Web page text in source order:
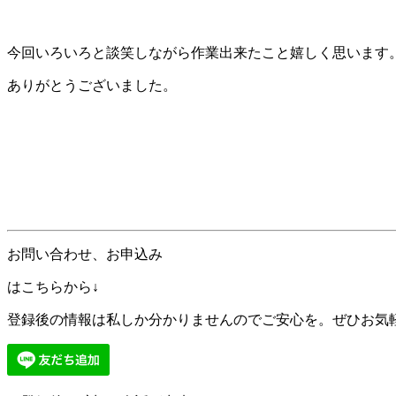
今回いろいろと談笑しながら作業出来たこと嬉しく思います。
ありがとうございました。
お問い合わせ、お申込み
はこちらから↓
登録後の情報は私しか分かりませんのでご安心を。ぜひお気